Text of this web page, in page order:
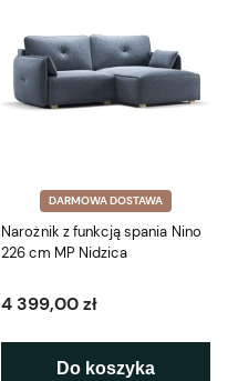
DARMOWA DOSTAWA
Narożnik z funkcją spania Nino
226 cm MP Nidzica
4 399,00 zł
Do koszyka